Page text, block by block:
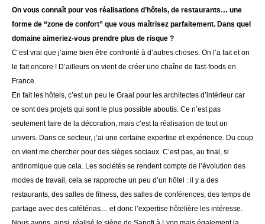
On vous connaît pour vos réalisations d’hôtels, de restaurants… une
forme de “zone de confort” que vous maîtrisez parfaitement. Dans quel
domaine aimeriez-vous prendre plus de risque ?
C’est vrai que j’aime bien être confronté à d’autres choses. On l’a fait et on
le fait encore ! D’ailleurs on vient de créer une chaîne de fast-foods en
France.
En fait les hôtels, c’est un peu le Graal pour les architectes d’intérieur car
ce sont des projets qui sont le plus possible aboutis. Ce n’est pas
seulement faire de la décoration, mais c’est la réalisation de tout un
univers. Dans ce secteur, j’ai une certaine expertise et expérience. Du coup
on vient me chercher pour des sièges sociaux. C’est pas, au final, si
antinomique que cela. Les sociétés se rendent compte de l’évolution des
modes de travail, cela se rapproche un peu d’un hôtel : il y a des
restaurants, des salles de fitness, des salles de conférences, des temps de
partage avec des cafétérias… et donc l’expertise hôtelière les intéresse.